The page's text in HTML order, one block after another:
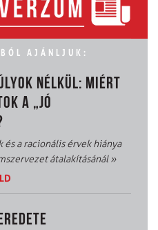
AJÁNLJUK:
NÉLKÜL: MIÉRT
A „JÓ
a racionális érvek hiánya
átalakításánál»